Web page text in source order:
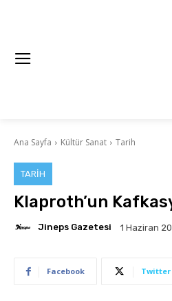
Ana Sayfa Kültür Sanat Tarih
TARIH
Klaproth’un
Jineps Gazetesi 1 Haziran
Facebook Twitter